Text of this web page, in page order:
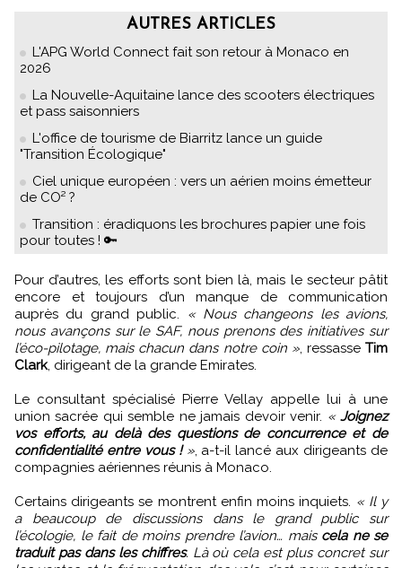
AUTRES ARTICLES
L'APG World Connect fait son retour à Monaco en
2026
La Nouvelle-Aquitaine lance des scooters électriques
et pass saisonniers
L'office de tourisme de Biarritz lance un guide
"Transition Écologique"
Ciel unique européen : vers un aérien moins émetteur
de CO² ?
Transition : éradiquons les brochures papier une fois
pour toutes ! 🔑
Pour d’autres, les efforts sont bien là, mais le secteur pâtit
encore et toujours d’un manque de communication
auprès du grand public. « Nous changeons les avions,
nous avançons sur le SAF, nous prenons des initiatives sur
l’éco-pilotage, mais chacun dans notre coin », ressasse Tim
Clark, dirigeant de la grande Emirates.
Le consultant spécialisé Pierre Vellay appelle lui à une
union sacrée qui semble ne jamais devoir venir. «Joignez
vos efforts, au delà des questions de concurrence et de
confidentialité entre vous !», a-t-il lancé aux dirigeants de
compagnies aériennes réunis à Monaco.
Certains dirigeants se montrent enfin moins inquiets. « Il y
a beaucoup de discussions dans le grand public sur
l’écologie, le fait de moins prendre l’avion… mais cela ne se
traduit pas dans les chiffres. Là où cela est plus concret sur